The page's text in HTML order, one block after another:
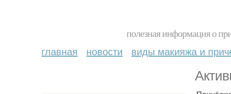
полезная информация о
главная новости виды макияжа и